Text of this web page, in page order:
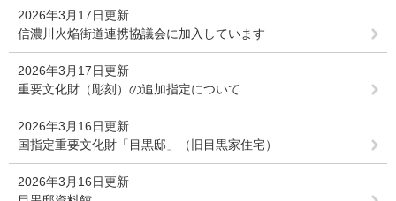
2026年3月17日更新
信濃川火焔街道連携協議会に加入しています
2026年3月17日更新
重要文化財（彫刻）の追加指定について
2026年3月16日更新
国指定重要文化財「目黒邸」（旧目黒家住宅）
2026年3月16日更新